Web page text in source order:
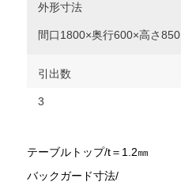
外形寸法
間口1800×奥行600×高さ850
引出数
3
テーブルトップ/t＝1.2㎜
バックガード寸法/